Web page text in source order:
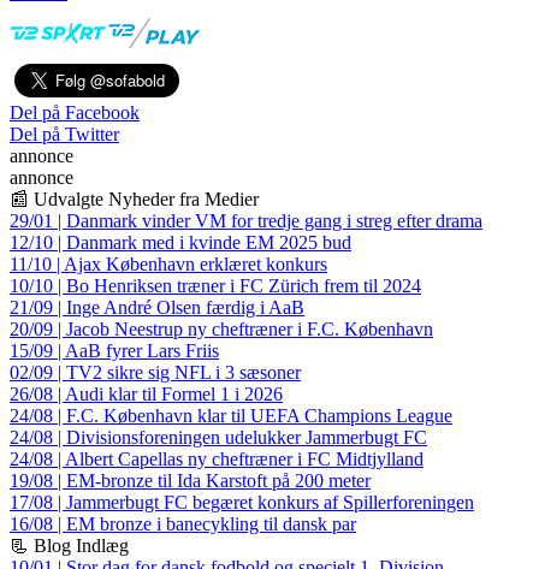
Del på Facebook
Del på Twitter
annonce
annonce
📰 Udvalgte Nyheder fra Medier
29/01 | Danmark vinder VM for tredje gang i streg efter drama
12/10 | Danmark med i kvinde EM 2025 bud
11/10 | Ajax København erklæret konkurs
10/10 | Bo Henriksen træner i FC Zürich frem til 2024
21/09 | Inge André Olsen færdig i AaB
20/09 | Jacob Neestrup ny cheftræner i F.C. København
15/09 | AaB fyrer Lars Friis
02/09 | TV2 sikre sig NFL i 3 sæsoner
26/08 | Audi klar til Formel 1 i 2026
24/08 | F.C. København klar til UEFA Champions League
24/08 | Divisionsforeningen udelukker Jammerbugt FC
24/08 | Albert Capellas ny cheftræner i FC Midtjylland
19/08 | EM-bronze til Ida Karstoft på 200 meter
17/08 | Jammerbugt FC begæret konkurs af Spillerforeningen
16/08 | EM bronze i banecykling til dansk par
📃 Blog Indlæg